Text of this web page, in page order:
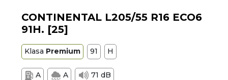
CONTINENTAL L205/55 R16 ECO6
91H. [25]
Klasa Premium 91 H
A A 71 dB